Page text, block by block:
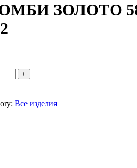
ЗОЛОТО
Все изделия